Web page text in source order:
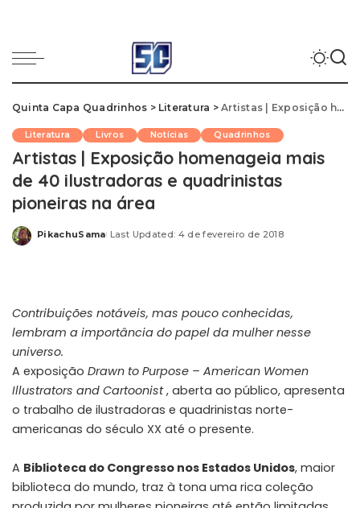
Quinta Capa Quadrinhos > Literatura >Artistas | Exposição homenageia mais de 40 ilustradoras e quadrinistas pioneiras na área
Literatura Livros Notícias Quadrinhos
Artistas | Exposição homenageia mais
de 40 ilustradoras e quadrinistas
pioneiras na área
Posted
PikachuSama Last Updated: 4 de fevereiro de 2018
Contribuições notáveis, mas pouco conhecidas,
lembram a importância do papel da mulher nesse
universo.
A exposição Drawn to Purpose – American Women
Illustrators and Cartoonist, aberta ao público, apresenta
o trabalho de ilustradoras e quadrinistas norte-
americanas do século XX até o presente.
A Biblioteca do Congresso nos Estados Unidos, maior
biblioteca do mundo, traz à tona uma rica coleção